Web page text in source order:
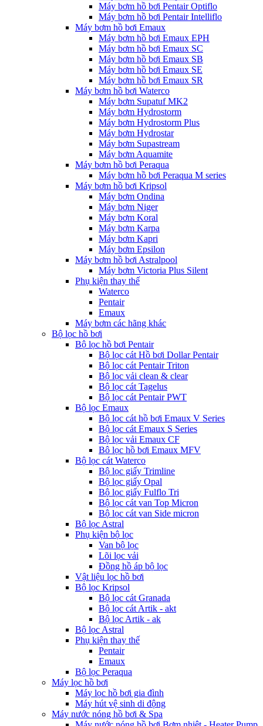
Máy bơm hồ bơi Pentair Optiflo
Máy bơm hồ bơi Pentair Intelliflo
Máy bơm hồ bơi Emaux
Máy bơm hồ bơi Emaux EPH
Máy bơm hồ bơi Emaux SC
Máy bơm hồ bơi Emaux SB
Máy bơm hồ bơi Emaux SE
Máy bơm hồ bơi Emaux SR
Máy bơm hồ bơi Waterco
Máy bơm Supatuf MK2
Máy bơm Hydrostorm
Máy bơm Hydrostorm Plus
Máy bơm Hydrostar
Máy bơm Supastream
Máy bơm Aquamite
Máy bơm hồ bơi Peraqua
Máy bơm hồ bơi Peraqua M series
Máy bơm hồ bơi Kripsol
Máy bơm Ondina
Máy bơm Niger
Máy bơm Koral
Máy bơm Karpa
Máy bơm Kapri
Máy bơm Epsilon
Máy bơm hồ bơi Astralpool
Máy bơm Victoria Plus Silent
Phụ kiện thay thế
Waterco
Pentair
Emaux
Máy bơm các hãng khác
Bộ lọc hồ bơi
Bộ lọc hồ bơi Pentair
Bộ lọc cát Hồ bơi Dollar Pentair
Bộ lọc cát Pentair Triton
Bộ lọc vải clean & clear
Bộ lọc cát Tagelus
Bộ lọc cát Pentair PWT
Bộ lọc Emaux
Bộ lọc cát hồ bơi Emaux V Series
Bộ lọc cát Emaux S Series
Bộ lọc vải Emaux CF
Bô lọc hồ bơi Emaux MFV
Bộ lọc cát Waterco
Bộ lọc giấy Trimline
Bộ lọc giấy Opal
Bộ lọc giấy Fulflo Tri
Bộ lọc cát van Top Micron
Bộ lọc cát van Side micron
Bộ lọc Astral
Phụ kiện bộ lọc
Van bộ lọc
Lõi lọc vải
Đồng hồ áp bộ lọc
Vật liệu lọc hồ bơi
Bộ lọc Kripsol
Bộ lọc cát Granada
Bộ lọc cát Artik - akt
Bộ lọc Artik - ak
Bộ lọc Astral
Phụ kiện thay thế
Pentair
Emaux
Bộ lọc Peraqua
Máy lọc hồ bơi
Máy lọc hồ bơi gia đình
Máy hút vệ sinh di động
Máy nước nóng hồ bơi & Spa